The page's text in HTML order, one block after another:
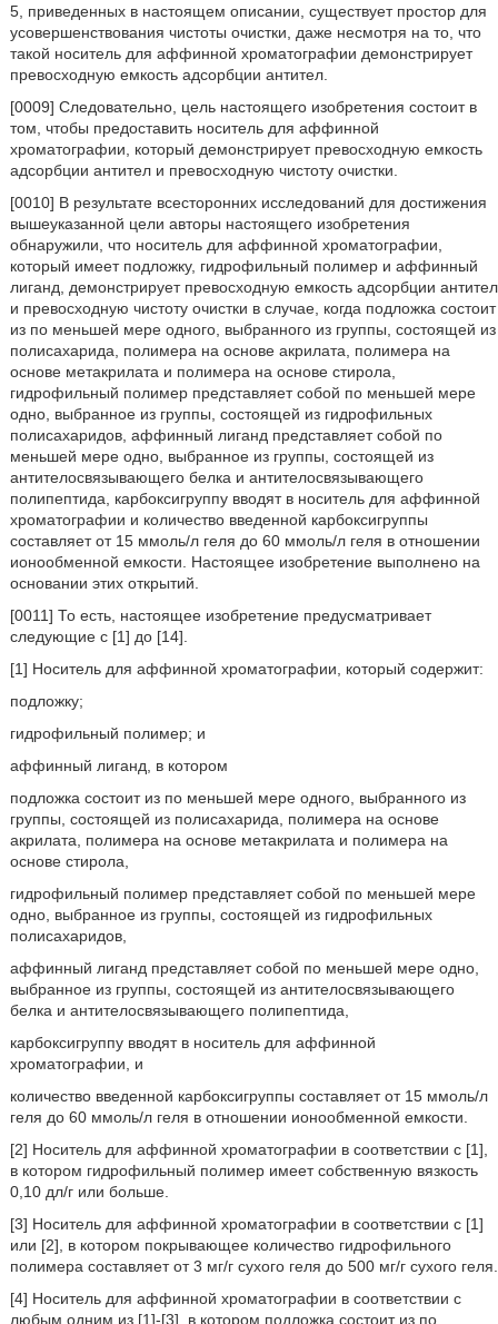
5, приведенных в настоящем описании, существует простор для
усовершенствования чистоты очистки, даже несмотря на то, что
такой носитель для аффинной хроматографии демонстрирует
превосходную емкость адсорбции антител.
[0009] Следовательно, цель настоящего изобретения состоит в
том, чтобы предоставить носитель для аффинной
хроматографии, который демонстрирует превосходную емкость
адсорбции антител и превосходную чистоту очистки.
[0010] В результате всесторонних исследований для достижения
вышеуказанной цели авторы настоящего изобретения
обнаружили, что носитель для аффинной хроматографии,
который имеет подложку, гидрофильный полимер и аффинный
лиганд, демонстрирует превосходную емкость адсорбции антител
и превосходную чистоту очистки в случае, когда подложка состоит
из по меньшей мере одного, выбранного из группы, состоящей из
полисахарида, полимера на основе акрилата, полимера на
основе метакрилата и полимера на основе стирола,
гидрофильный полимер представляет собой по меньшей мере
одно, выбранное из группы, состоящей из гидрофильных
полисахаридов, аффинный лиганд представляет собой по
меньшей мере одно, выбранное из группы, состоящей из
антителосвязывающего белка и антителосвязывающего
полипептида, карбоксигруппу вводят в носитель для аффинной
хроматографии и количество введенной карбоксигруппы
составляет от 15 ммоль/л геля до 60 ммоль/л геля в отношении
ионообменной емкости. Настоящее изобретение выполнено на
основании этих открытий.
[0011] То есть, настоящее изобретение предусматривает
следующие с [1] до [14].
[1] Носитель для аффинной хроматографии, который содержит:
подложку;
гидрофильный полимер; и
аффинный лиганд, в котором
подложка состоит из по меньшей мере одного, выбранного из
группы, состоящей из полисахарида, полимера на основе
акрилата, полимера на основе метакрилата и полимера на
основе стирола,
гидрофильный полимер представляет собой по меньшей мере
одно, выбранное из группы, состоящей из гидрофильных
полисахаридов,
аффинный лиганд представляет собой по меньшей мере одно,
выбранное из группы, состоящей из антителосвязывающего
белка и антителосвязывающего полипептида,
карбоксигруппу вводят в носитель для аффинной
хроматографии, и
количество введенной карбоксигруппы составляет от 15 ммоль/л
геля до 60 ммоль/л геля в отношении ионообменной емкости.
[2] Носитель для аффинной хроматографии в соответствии с [1],
в котором гидрофильный полимер имеет собственную вязкость
0,10 дл/г или больше.
[3] Носитель для аффинной хроматографии в соответствии с [1]
или [2], в котором покрывающее количество гидрофильного
полимера составляет от 3 мг/г сухого геля до 500 мг/г сухого геля.
[4] Носитель для аффинной хроматографии в соответствии с
любым одним из [1]-[3], в котором подложка состоит из по